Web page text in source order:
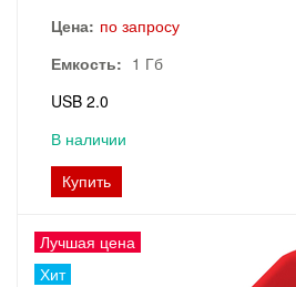
Цена: по запросу
Емкость: 1 Гб
USB 2.0
В наличии
Купить
Лучшая цена
Хит